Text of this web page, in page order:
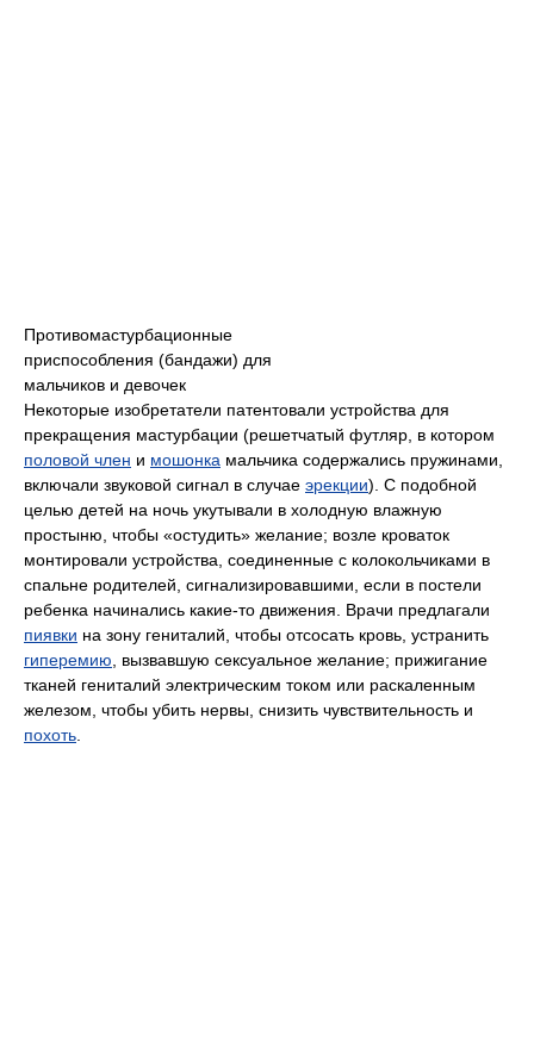
Противомастурбационные
приспособления (бандажи) для
мальчиков и девочек
Некоторые изобретатели патентовали устройства для
прекращения мастурбации (решетчатый футляр, в котором
половой член и мошонка мальчика содержались пружинами,
включали звуковой сигнал в случае эрекции). С подобной
целью детей на ночь укутывали в холодную влажную
простыню, чтобы «остудить» желание; возле кроваток
монтировали устройства, соединенные с колокольчиками в
спальне родителей, сигнализировавшими, если в постели
ребенка начинались какие-то движения. Врачи предлагали
пиявки на зону гениталий, чтобы отсосать кровь, устранить
гиперемию, вызвавшую сексуальное желание; прижигание
тканей гениталий электрическим током или раскаленным
железом, чтобы убить нервы, снизить чувствительность и
похоть.